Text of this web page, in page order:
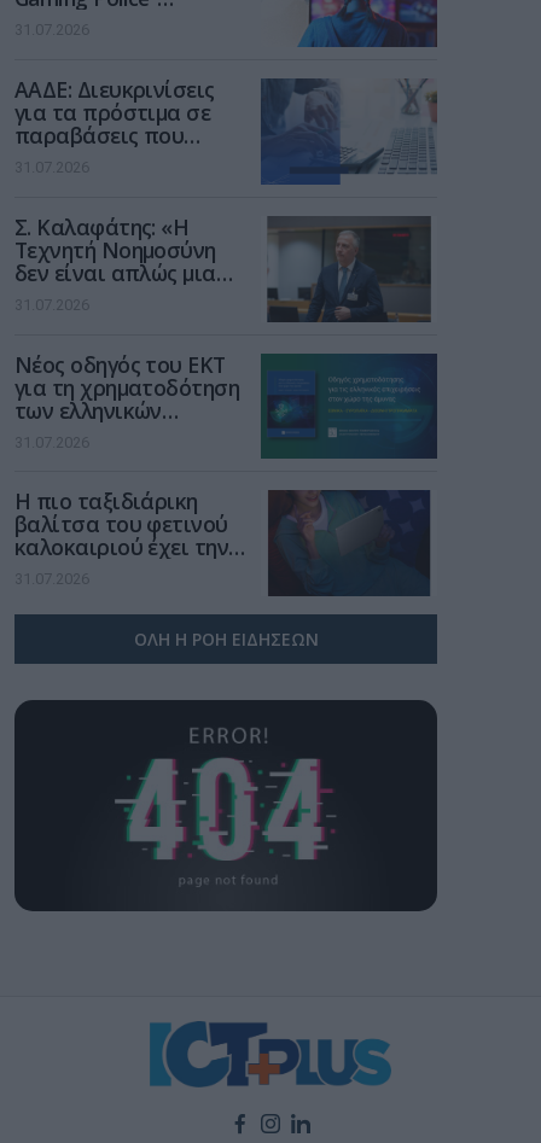
ενισχύει την ασφάλεια
των παιδιών στο
31.07.2026
ΑΑΔΕ: Διευκρινίσεις
για τα πρόστιμα σε
παραβάσεις που
αφορούν τους ΦΗΜ
31.07.2026
Σ. Καλαφάτης: «Η
Τεχνητή Νοημοσύνη
δεν είναι απλώς μια
νέα τεχνολογία, είναι
μια νέα βιομηχανική
31.07.2026
Νέος οδηγός του ΕΚΤ
για τη χρηματοδότηση
των ελληνικών
επιχειρήσεων στον
χώρο της άμυνας
31.07.2026
Η πιο ταξιδιάρικη
βαλίτσα του φετινού
καλοκαιριού έχει την
υπογραφή της Xiaomi
31.07.2026
ΟΛΗ Η ΡΟΗ ΕΙΔΗΣΕΩΝ